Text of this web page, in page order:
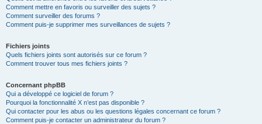
Comment mettre en favoris ou surveiller des sujets ?
Comment surveiller des forums ?
Comment puis-je supprimer mes surveillances de sujets ?
Fichiers joints
Quels fichiers joints sont autorisés sur ce forum ?
Comment trouver tous mes fichiers joints ?
Concernant phpBB
Qui a développé ce logiciel de forum ?
Pourquoi la fonctionnalité X n’est pas disponible ?
Qui contacter pour les abus ou les questions légales concernant ce forum ?
Comment puis-je contacter un administrateur du forum ?